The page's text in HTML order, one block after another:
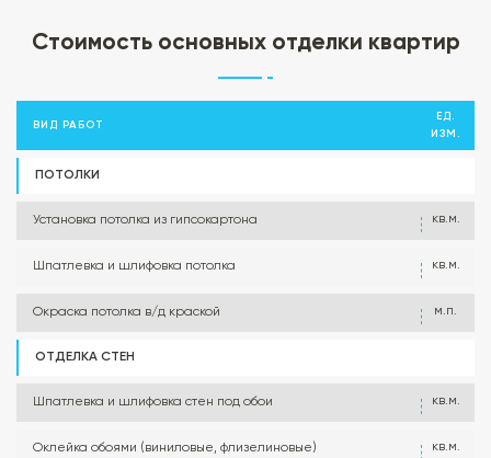
Стоимость основных отделки квартир
ВИД РАБОТ
ЕД.
ИЗМ.
ПОТОЛКИ
Установка потолка из гипсокартона кв.м.
Шпатлевка и шлифовка потолка кв.м.
Окраска потолка в/д краской м.п.
ОТДЕЛКА СТЕН
Шпатлевка и шлифовка стен под обои кв.м.
Оклейка обоями (виниловые, флизелиновые) кв.м.